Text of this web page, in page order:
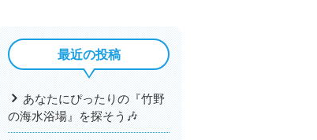
最近の投稿
あなたにぴったりの『竹野
の海水浴場』を探そう🎶